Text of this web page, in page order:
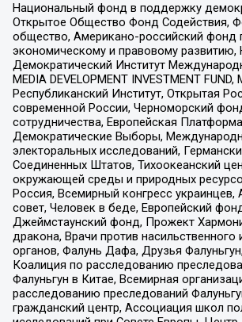
Национальный фонд в поддержку
Открытое Общество Фонд Содействия,
общество, Американо-российский фонд
экономическому и правовому развитию,
Демократический Институт
MEDIA DEVELOPMENT INVESTMENT
Республиканский Институт, Открытая
современной России, Черноморский
сотрудничества, Европейская
Демократические Выборы,
электоральных исследований,
Соединенных Штатов, Тихоокеанский
окружающей среды и природных
Россия, Всемирный конгресс украинцев,
совет, Человек в беде, Европейский
Джеймстаунский фонд, Прожект
дракона, Врачи против насильственного
органов, Фалунь Дафа, Друзья
Коалиция по расследованию
Фалуньгун в Китае, Всемирная
расследованию преследований
гражданский центр, Ассоциация школ